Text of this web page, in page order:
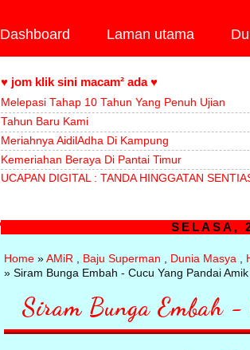
Dashboard Laman utama
♥ jom klik sini macam² ada ♥
Melepasi Tahap 10 Tahun Yang Penuh Ujian
Tahun Baru Kami
Meriahnya AidilAdha Di Kampung
Kemeriahan Beraya Di Pantai Timur
UCAPAN DIGITAL : TANDA HINGGATAN
SELASA,
Home » AMiR , Baju Superman , Dunia Masya ,
» Siram Bunga Embah - Cucu Yang Pandai
Siram Bunga Embah